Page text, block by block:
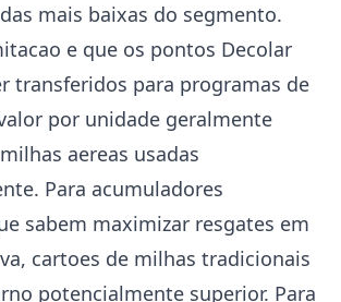
mais baixas do segmento.
e que os pontos Decolar
transferidos para programas de
por unidade geralmente
aereas usadas
Para acumuladores
sabem maximizar resgates em
cartoes de milhas tradicionais
potencialmente superior. Para